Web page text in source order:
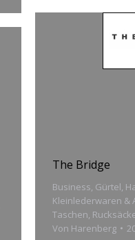
The Bridge
Business, Gürtel,
Kleinlederwaren &
Taschen,
Von Harenberg